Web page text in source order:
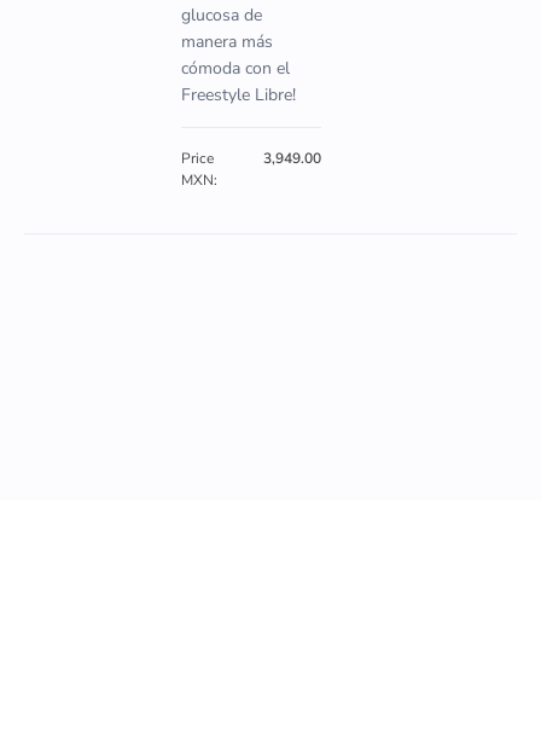
glucosa de
manera más
cómoda con el
Freestyle Libre!
Price
MXN:
3,949.00